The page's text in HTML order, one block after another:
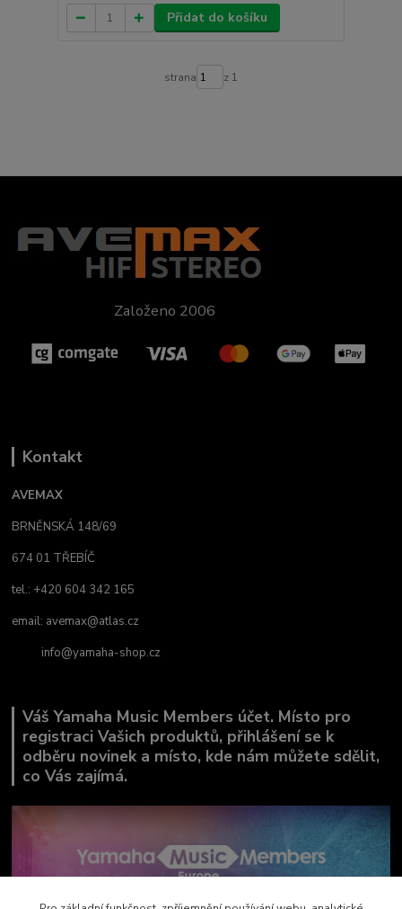
Přidat do košíku
strana z 1
Založeno 2006
Kontakt
AVEMAX
BRNĚNSKÁ 148/69
674 01 TŘEBÍČ
tel.: +420 604 342 165
email: avemax@atlas.cz
info@yamaha-shop.cz
Váš Yamaha Music Members účet. Místo pro
registraci Vašich produktů, přihlášení se k
odběru novinek a místo, kde nám můžete sdělit,
co Vás zajímá.